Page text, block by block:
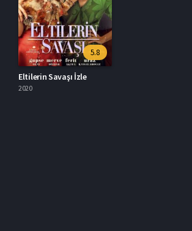
5.8
Eltilerin Savaşı İzle
2020